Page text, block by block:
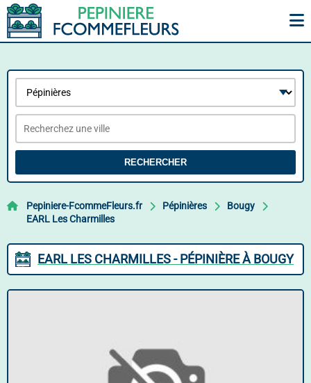
RECHERCHER
Pepiniere-FcommeFleurs.fr Pépinières
Bougy
EARL Les Charmilles
EARL LES CHARMILLES - PÉPINIÈRE À BOUGY